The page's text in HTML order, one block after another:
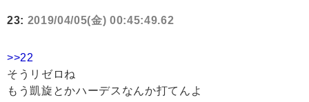
23: 2019/04/05(金) 00:45:49.62
>>22
そうリゼロね
もう凱旋とかハーデスなんか打てんよ